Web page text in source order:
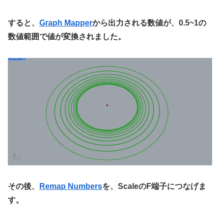
すると、 Graph Mapperから出力される数値が、0.5~1の
数値範囲で値が変換されました。
その後、 Remap Numbersを、ScaleのF端子につなげま
す。